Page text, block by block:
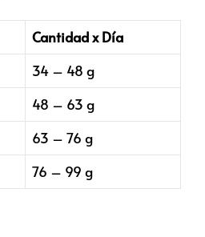
Cantidad x Día
34 – 48 g
48 – 63 g
63 – 76 g
76 – 99 g